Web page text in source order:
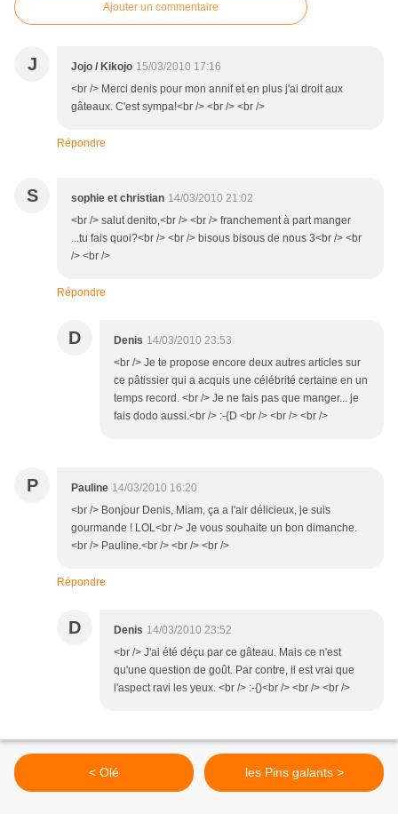
Ajouter un commentaire
J Jojo / Kikojo 15/03/2010 17:16
<br /> Merci denis pour mon annif et en plus j'ai droit aux
gâteaux. C'est sympa!<br /> <br /> <br />
Répondre
S sophie et christian 14/03/2010 21:02
<br /> salut denito,<br /> <br /> franchement à part manger
...tu fais quoi?<br /> <br /> bisous bisous de nous 3<br /> <br
/> <br />
Répondre
D Denis 14/03/2010 23:53
<br /> Je te propose encore deux autres articles sur
ce pâtissier qui a acquis une célébrité certaine en un
temps record. <br /> Je ne fais pas que manger... je
fais dodo aussi.<br /> :-{D <br /> <br /> <br />
P Pauline 14/03/2010 16:20
<br /> Bonjour Denis, Miam, ça a l'air délicieux, je suis
gourmande ! LOL<br /> Je vous souhaite un bon dimanche.
<br /> Pauline.<br /> <br /> <br />
Répondre
D Denis 14/03/2010 23:52
<br /> J'ai été déçu par ce gâteau. Mais ce n'est
qu'une question de goût. Par contre, il est vrai que
l'aspect ravi les yeux. <br /> :-{)<br /> <br /> <br />
< Olé les Pins galants >